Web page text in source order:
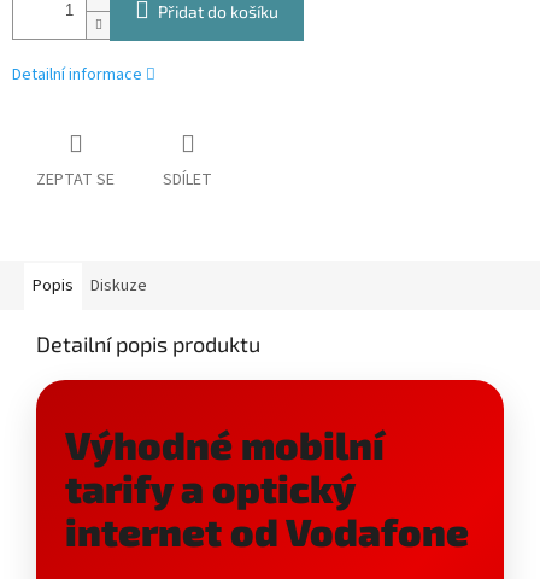
Přidat do košíku
Detailní informace
ZEPTAT SE SDÍLET
Popis Diskuze
Detailní popis produktu
Výhodné mobilní
tarify a optický
internet od Vodafone